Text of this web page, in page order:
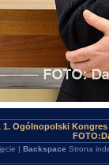
1. Ogólnopolski
| Backspace Strona